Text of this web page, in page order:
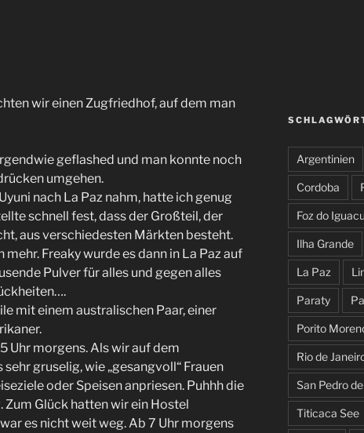
wir einen Zugfriedhof, auf dem man
geflashed und man konnte noch
umgehen.
nach La Paz nahm, hatte ich genug
schnell fest, dass der Großteil, der
aus verschiedesten Märkten besteht.
Freaky wurde es dann in La Paz auf
Pulver für alles und gegen alles
mit einem australischen Paar, einer
Uhr morgens. Als wir auf dem
gruselig, wie „gesangvoll“ Frauen
oder Speisen anpriesen. Puhhh die
Zum Glück hatten wir ein Hostel
es nicht weit weg. Ab 7 Uhr morgens
Argentinien
Cordoba
Foz do
Ilha Grande
La Paz
Paraty
Porito
Rio de
San Pedro
Titicaca See